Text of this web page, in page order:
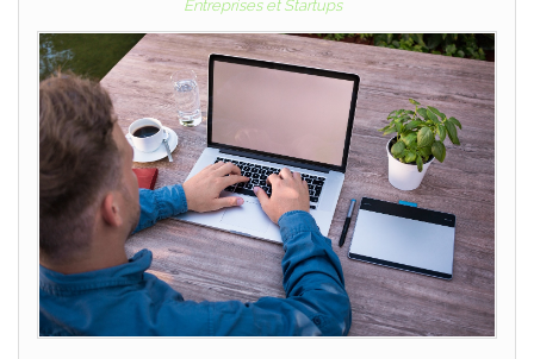
Entreprises et Startups